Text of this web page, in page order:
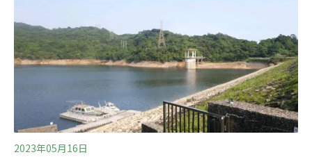
物，具有節省土地、節約用水，及全年無休生產的優勢，
因而備受關注。儘管有巨大的市場潛力，垂直農場仍面臨
一系列挑戰。據《CBS》報導，在底特律開業五年的垂直
農場公司Planted Detroit，2023年夏季宣布歇業。該公司
執行長亞當奇克（Tom Adamczyk）在新聞稿中指出，
Planted Detroit有
2023年05月16日